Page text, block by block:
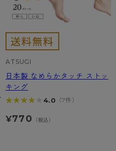
ATSUGI
日本製 なめらかタッチ ストッ
キング
★★★★★
★★★★★ 4.0 （7件）
¥770 （税込）